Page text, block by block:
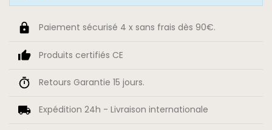
Paiement sécurisé 4 x sans frais dès 90€.
Produits certifiés CE
Retours Garantie 15 jours.
Expédition 24h - Livraison internationale